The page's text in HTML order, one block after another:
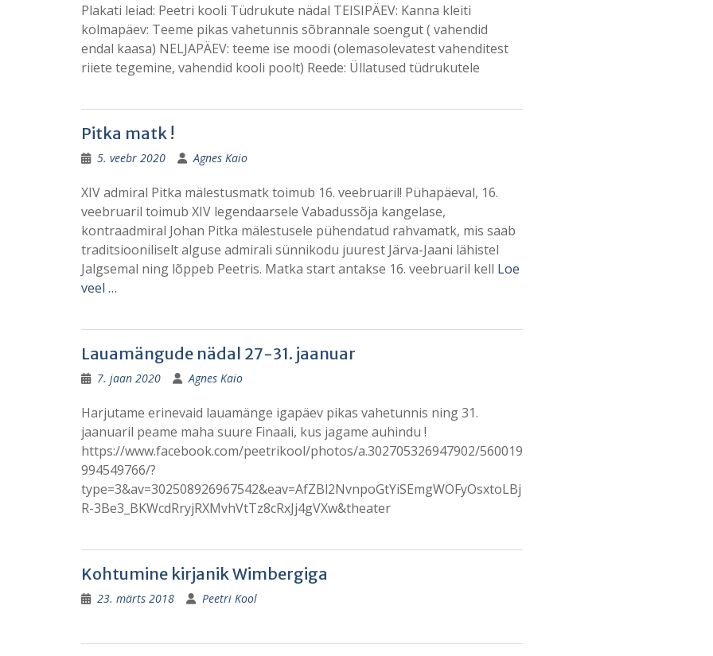
Plakati leiad: Peetri kooli Tüdrukute nädal TEISIPÄEV: Kanna kleiti
kolmapäev: Teeme pikas vahetunnis sõbrannale soengut ( vahendid
endal kaasa) NELJAPÄEV: teeme ise moodi (olemasolevatest vahenditest
riiete tegemine, vahendid kooli poolt) Reede: Üllatused tüdrukutele
Pitka matk !
5. veebr 2020 Agnes Kaio
XIV admiral Pitka mälestusmatk toimub 16. veebruaril! Pühapäeval, 16.
veebruaril toimub XIV legendaarsele Vabadussõja kangelase,
kontraadmiral Johan Pitka mälestusele pühendatud rahvamatk, mis saab
traditsiooniliselt alguse admirali sünnikodu juurest Järva-Jaani lähistel
Jalgsemal ning lõppeb Peetris. Matka start antakse 16. veebruaril kell Loe
veel …
Lauamängude nädal 27-31. jaanuar
7. jaan 2020 Agnes Kaio
Harjutame erinevaid lauamänge igapäev pikas vahetunnis ning 31.
jaanuaril peame maha suure Finaali, kus jagame auhindu !
https://www.facebook.com/peetrikool/photos/a.302705326947902/560019
994549766/?
type=3&av=302508926967542&eav=AfZBl2NvnpoGtYiSEmgWOFyOsxtoLBj
R-3Be3_BKWcdRryjRXMvhVtTz8cRxJj4gVXw&theater
Kohtumine kirjanik Wimbergiga
23. märts 2018 Peetri Kool